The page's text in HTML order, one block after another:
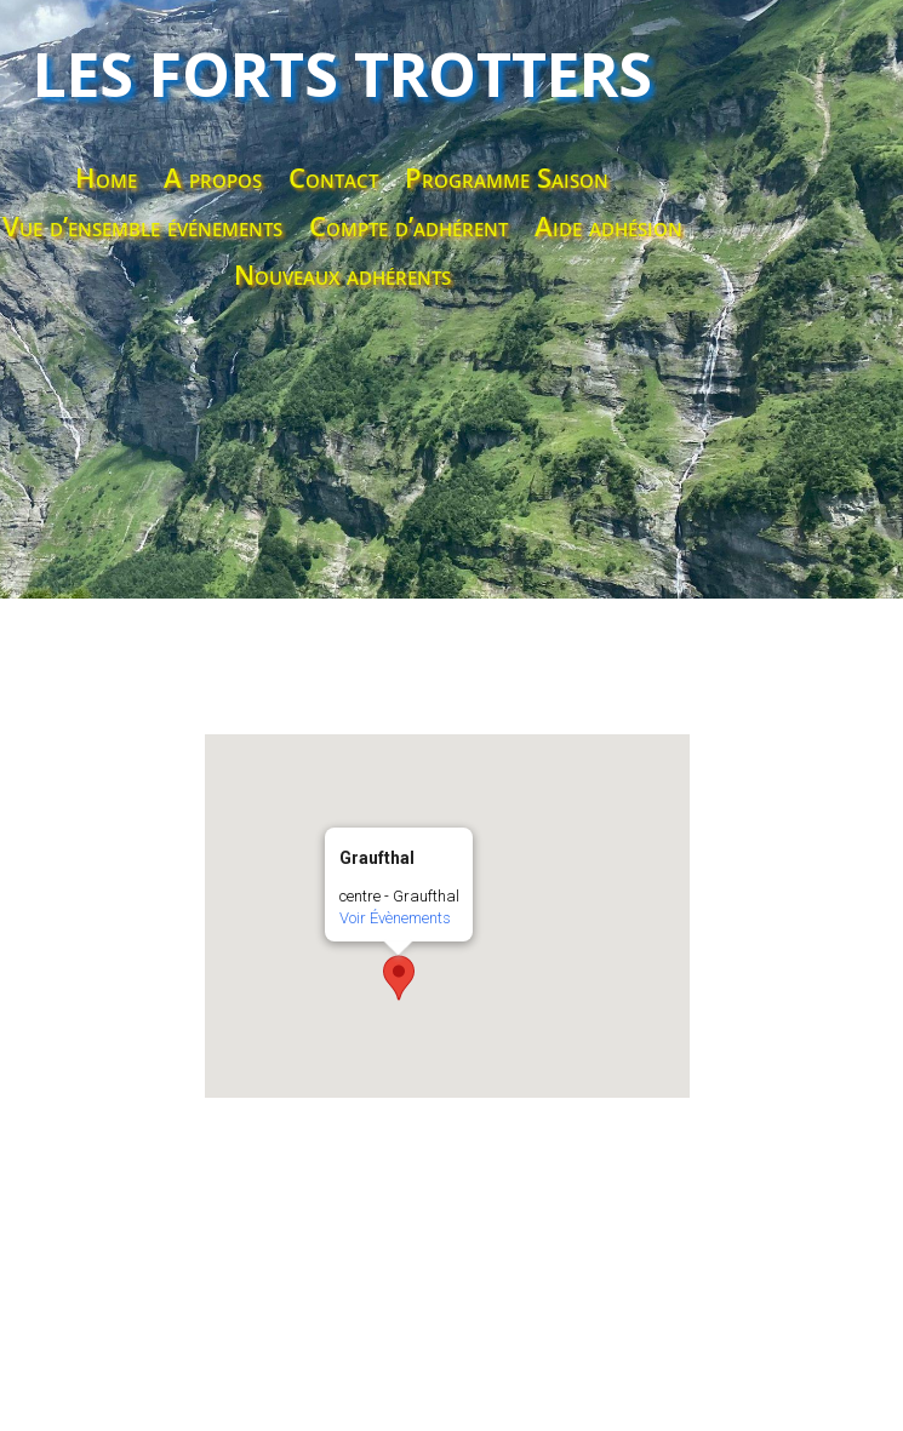
LES FORTS TROTTERS
Home A propos Contact
Programme Saison
Vue d’ensemble événements
Compte d’adhérent
Aide adhésion
Nouveaux adhérents
Graufthal
centre - Graufthal
Voir Évènements